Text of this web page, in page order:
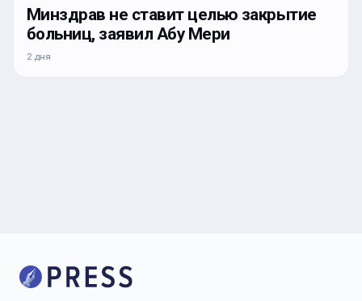
Минздрав не ставит целью закрытие
больниц, заявил Абу Мери
2 дня